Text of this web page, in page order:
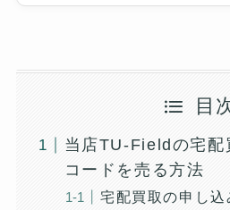
目
当店TU-Fieldの宅配
コードを売る方法
宅配買取の申し